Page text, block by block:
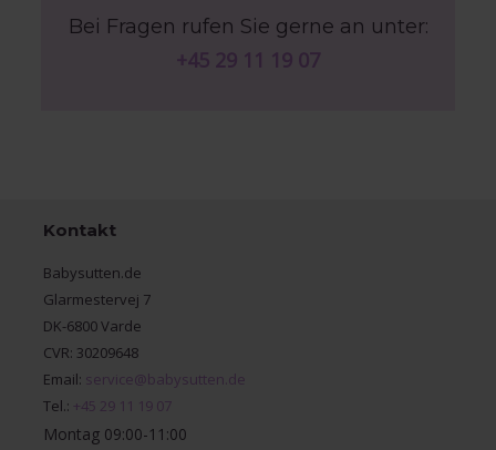
Bei Fragen rufen Sie gerne an unter:
+45 29 11 19 07
Kontakt
Babysutten.de
Glarmestervej 7
DK-6800 Varde
CVR: 30209648
Email: service@babysutten.de
Tel.: +45 29 11 19 07
Montag 09:00-11:00